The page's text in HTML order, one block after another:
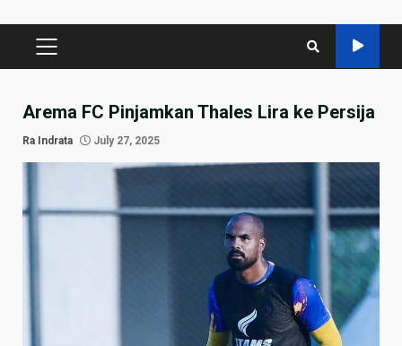
PRIMARY
Arema FC Pinjamkan Thales Lira ke Persija
Ra Indrata July 27, 2025